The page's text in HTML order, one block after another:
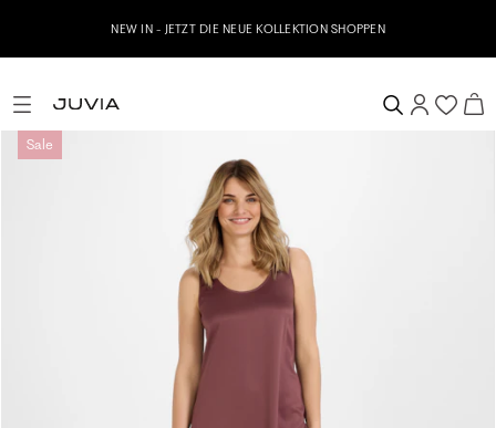
NEW IN - JETZT DIE NEUE KOLLEKTION SHOPPEN
Sale